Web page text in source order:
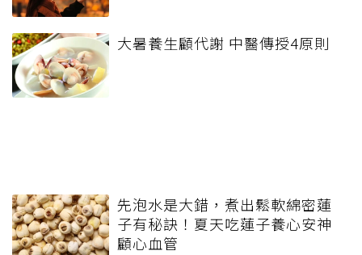
大暑養生顧代謝 中醫傳授4原則
先泡水是大錯，煮出鬆軟綿密蓮
子有秘訣！夏天吃蓮子養心安神
顧心血管